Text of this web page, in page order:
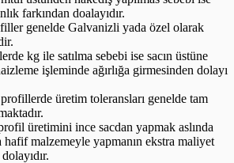
farkından doalayıdır.
genelde Galvanizli yada özel olarak
kg ile satılma sebebi ise sacın üstüne
işleminde ağırlığa girmesinden dolayı
üretim toleransları genelde tam
üretimini ince sacdan yapmak aslında
hafif malzemeyle yapmanın ekstra maliyet